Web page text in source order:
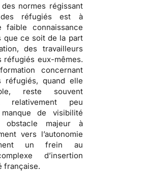
normes régissant
réfugiés est à
faible connaissance
que ce soit de la part
des travailleurs
réfugiés eux-mêmes.
concernant
réfugiés, quand elle
reste souvent
relativement peu
de visibilité
obstacle majeur à
vers l’autonomie
un frein au
d’insertion
française.